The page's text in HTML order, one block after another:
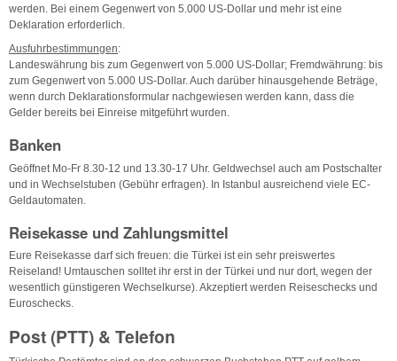
werden. Bei einem Gegenwert von 5.000 US-Dollar und mehr ist eine
Deklaration erforderlich.
Ausfuhrbestimmungen:
Landeswährung bis zum Gegenwert von 5.000 US-Dollar; Fremdwährung: bis
zum Gegenwert von 5.000 US-Dollar. Auch darüber hinausgehende Beträge,
wenn durch Deklarationsformular nachgewiesen werden kann, dass die
Gelder bereits bei Einreise mitgeführt wurden.
Banken
Geöffnet Mo-Fr 8.30-12 und 13.30-17 Uhr. Geldwechsel auch am Postschalter
und in Wechselstuben (Gebühr erfragen). In Istanbul ausreichend viele EC-
Geldautomaten.
Reisekasse und Zahlungsmittel
Eure Reisekasse darf sich freuen: die Türkei ist ein sehr preiswertes
Reiseland! Umtauschen solltet ihr erst in der Türkei und nur dort, wegen der
wesentlich günstigeren Wechselkurse). Akzeptiert werden Reiseschecks und
Euroschecks.
Post (PTT) & Telefon